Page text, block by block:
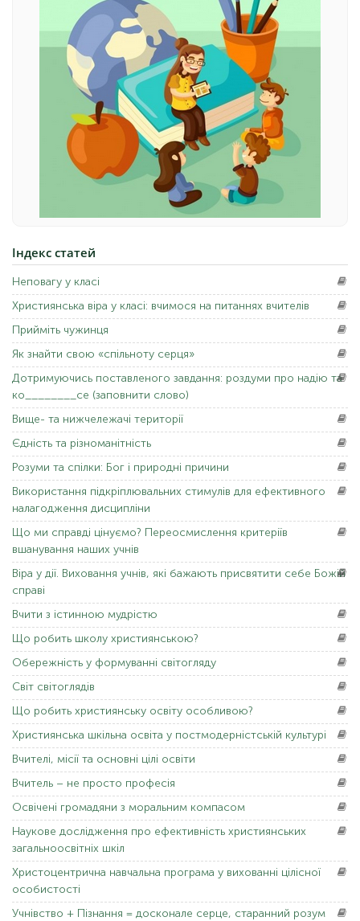
Індекс статей
Неповагу у класі
Християнська віра у класі: вчимося на питаннях вчителів
Прийміть чужинця
Як знайти свою «спільноту серця»
Дотримуючись поставленого завдання: роздуми про надію та
ко________се (заповнити слово)
Вище- та нижчележачі території
Єдність та різноманітність
Розуми та спілки: Бог і природні причини
Використання підкріплювальних стимулів для ефективного
налагодження дисципліни
Що ми справді цінуємо? Переосмислення критеріїв
вшанування наших учнів
Віра у дії. Виховання учнів, які бажають присвятити себе Божій
справі
Вчити з істинною мудрістю
Що робить школу християнською?
Обережність у формуванні світогляду
Світ світоглядів
Що робить християнську освіту особливою?
Християнська шкільна освіта у постмодерністській культурі
Вчителі, місії та основні цілі освіти
Вчитель – не просто професія
Освічені громадяни з моральним компасом
Наукове дослідження про ефективність християнських
загальноосвітніх шкіл
Христоцентрична навчальна програма у вихованні цілісної
особистості
Учнівство + Пізнання = досконале серце, старанний розум